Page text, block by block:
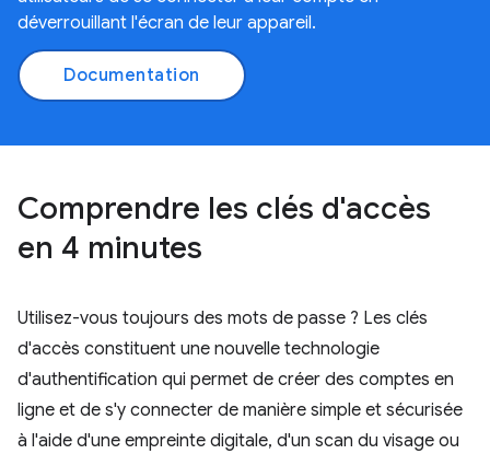
déverrouillant l'écran de leur appareil.
Documentation
Comprendre les clés d'accès
en 4 minutes
Utilisez-vous toujours des mots de passe ? Les clés
d'accès constituent une nouvelle technologie
d'authentification qui permet de créer des comptes en
ligne et de s'y connecter de manière simple et sécurisée
à l'aide d'une empreinte digitale, d'un scan du visage ou